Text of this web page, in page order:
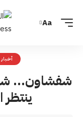
Aa
شفشاون…